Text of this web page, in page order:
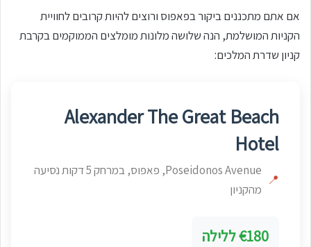
אם אתם מתכננים ביקור בפאפוס ורוצים להיות קרובים לחוויית
הקניות המושלמת, הנה שלושה מלונות מומלצים הממוקמים בקרבת
קניון שדרת המלכים:
Alexander The Great Beach
Hotel
📍
Poseidonos Avenue, פאפוס, במרחק 5 דקות נסיעה
מהקניון
€180 ללילה